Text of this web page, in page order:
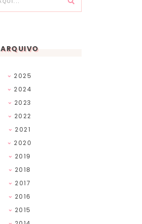
ARQUIVO
2025
2024
2023
2022
2021
2020
2019
2018
2017
2016
2015